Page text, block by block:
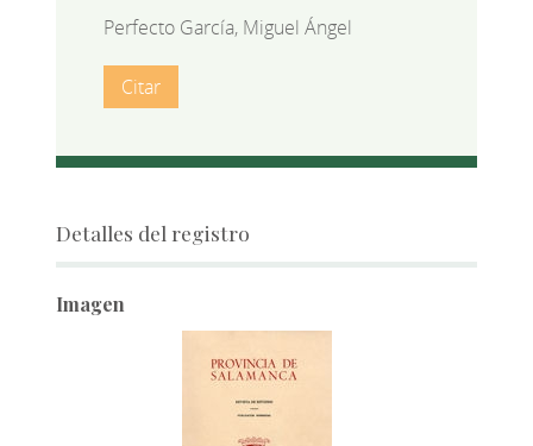
Perfecto García, Miguel Ángel
Citar
Detalles del registro
Imagen